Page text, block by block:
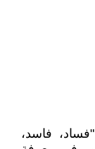
فاسد،